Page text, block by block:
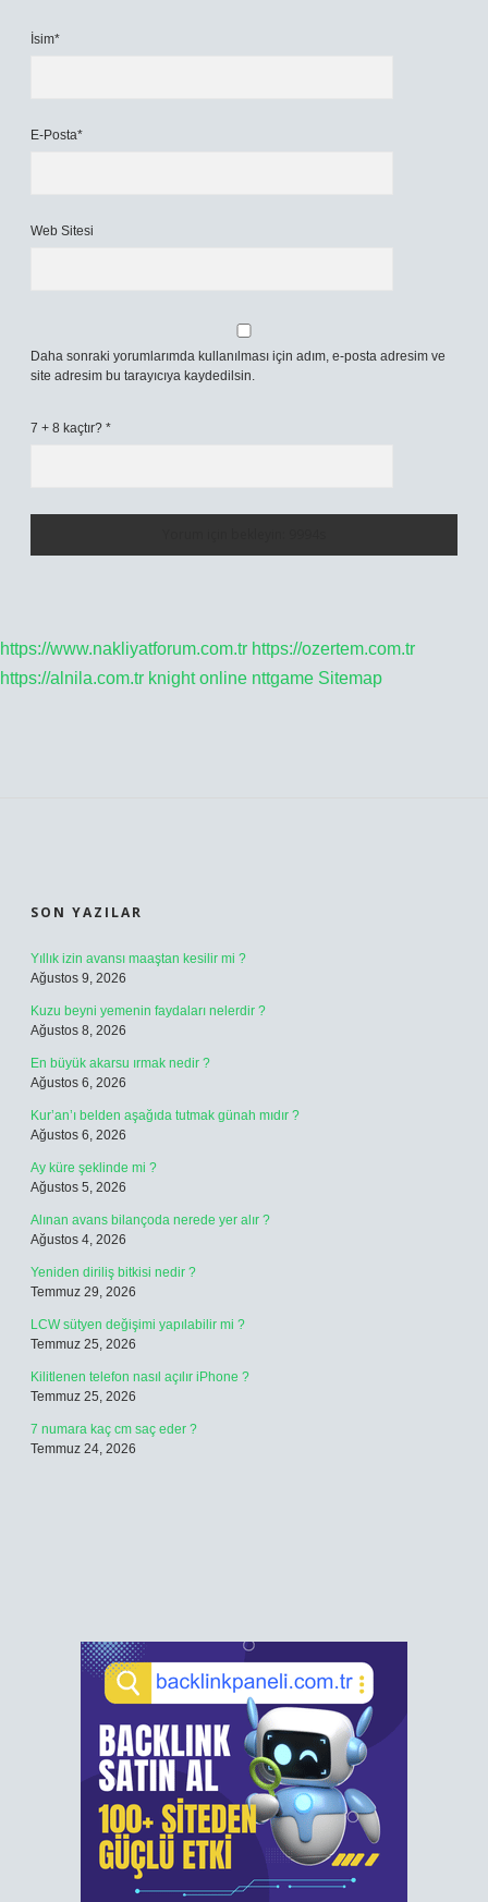
İsim*
E-Posta*
Web Sitesi
Daha sonraki yorumlarımda kullanılması için adım, e-posta adresim ve
site adresim bu tarayıcıya kaydedilsin.
7 + 8 kaçtır? *
https://www.nakliyatforum.com.tr https://ozertem.com.tr
https://alnila.com.tr knight online nttgame Sitemap
SON YAZILAR
Yıllık izin avansı maaştan kesilir mi ?
Ağustos 9, 2026
Kuzu beyni yemenin faydaları nelerdir ?
Ağustos 8, 2026
En büyük akarsu ırmak nedir ?
Ağustos 6, 2026
Kur’an’ı belden aşağıda tutmak günah mıdır ?
Ağustos 6, 2026
Ay küre şeklinde mi ?
Ağustos 5, 2026
Alınan avans bilançoda nerede yer alır ?
Ağustos 4, 2026
Yeniden diriliş bitkisi nedir ?
Temmuz 29, 2026
LCW sütyen değişimi yapılabilir mi ?
Temmuz 25, 2026
Kilitlenen telefon nasıl açılır iPhone ?
Temmuz 25, 2026
7 numara kaç cm saç eder ?
Temmuz 24, 2026